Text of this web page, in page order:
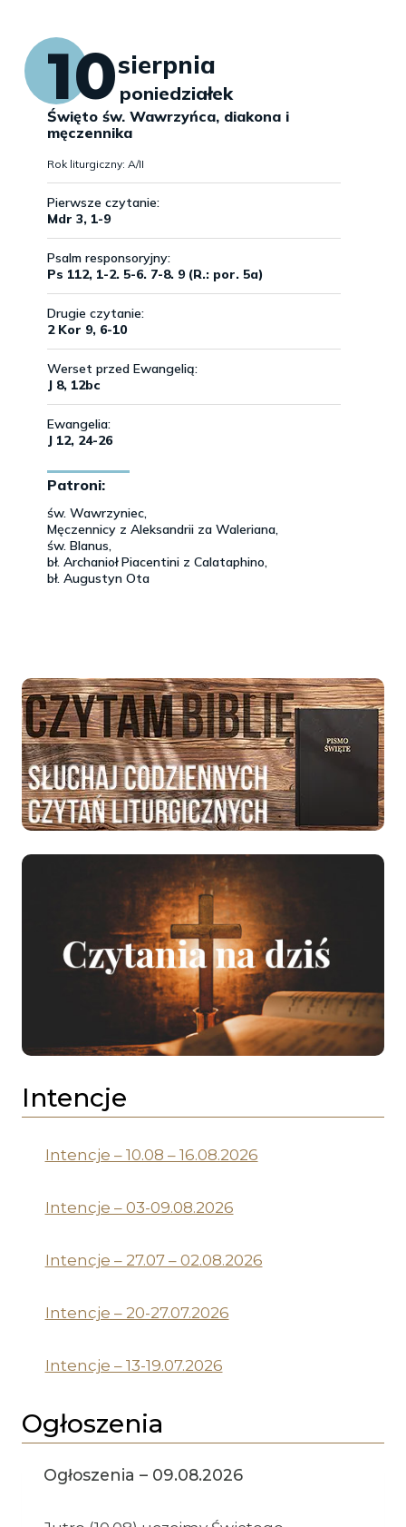
Intencje
Intencje – 10.08 – 16.08.2026
Intencje – 03-09.08.2026
Intencje – 27.07 – 02.08.2026
Intencje – 20-27.07.2026
Intencje – 13-19.07.2026
Ogłoszenia
Ogłoszenia – 09.08.2026